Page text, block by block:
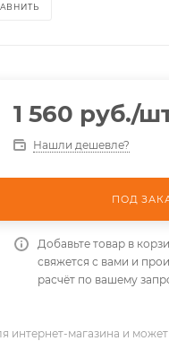
1 560 руб./
Нашли дешевле?
ПОД
Добавьте товар в
свяжется с вами и
расчёт по вашему
интернет-магазина и